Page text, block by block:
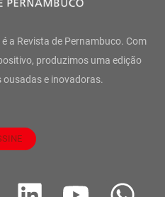
a Revista de Pernambuco. Com
produzimos uma edição
e inovadoras.